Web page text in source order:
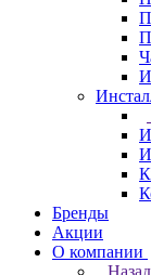
Бренды
Акции
О компании
Назад